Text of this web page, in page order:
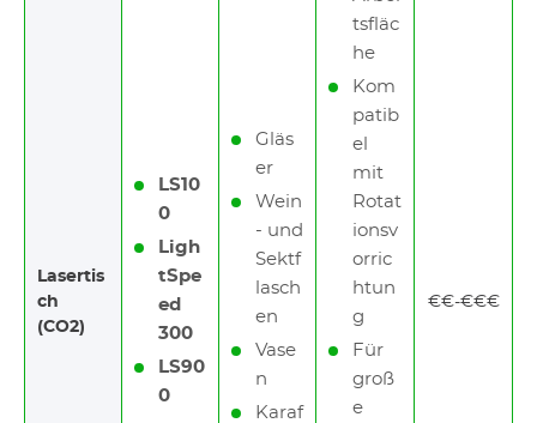
Lasertis
ch
(CO2)
LS10
0
Ligh
tSpe
ed
300
LS90
0
Gläs
er
Wein
- und
Sektf
lasch
en
Vase
n
Karaf
tsfläc
he
Kom
patib
el
mit
Rotat
ionsv
orric
htun
g
Für
groß
e
€€-€€€